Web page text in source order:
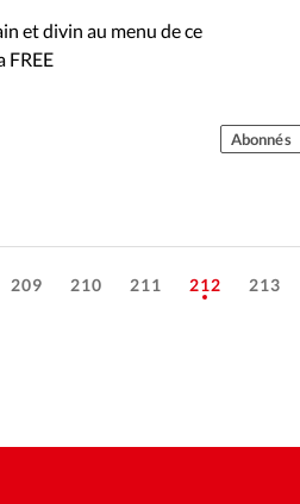
et divin au menu de ce
FREE
Abonnés
209 210 211 212 213